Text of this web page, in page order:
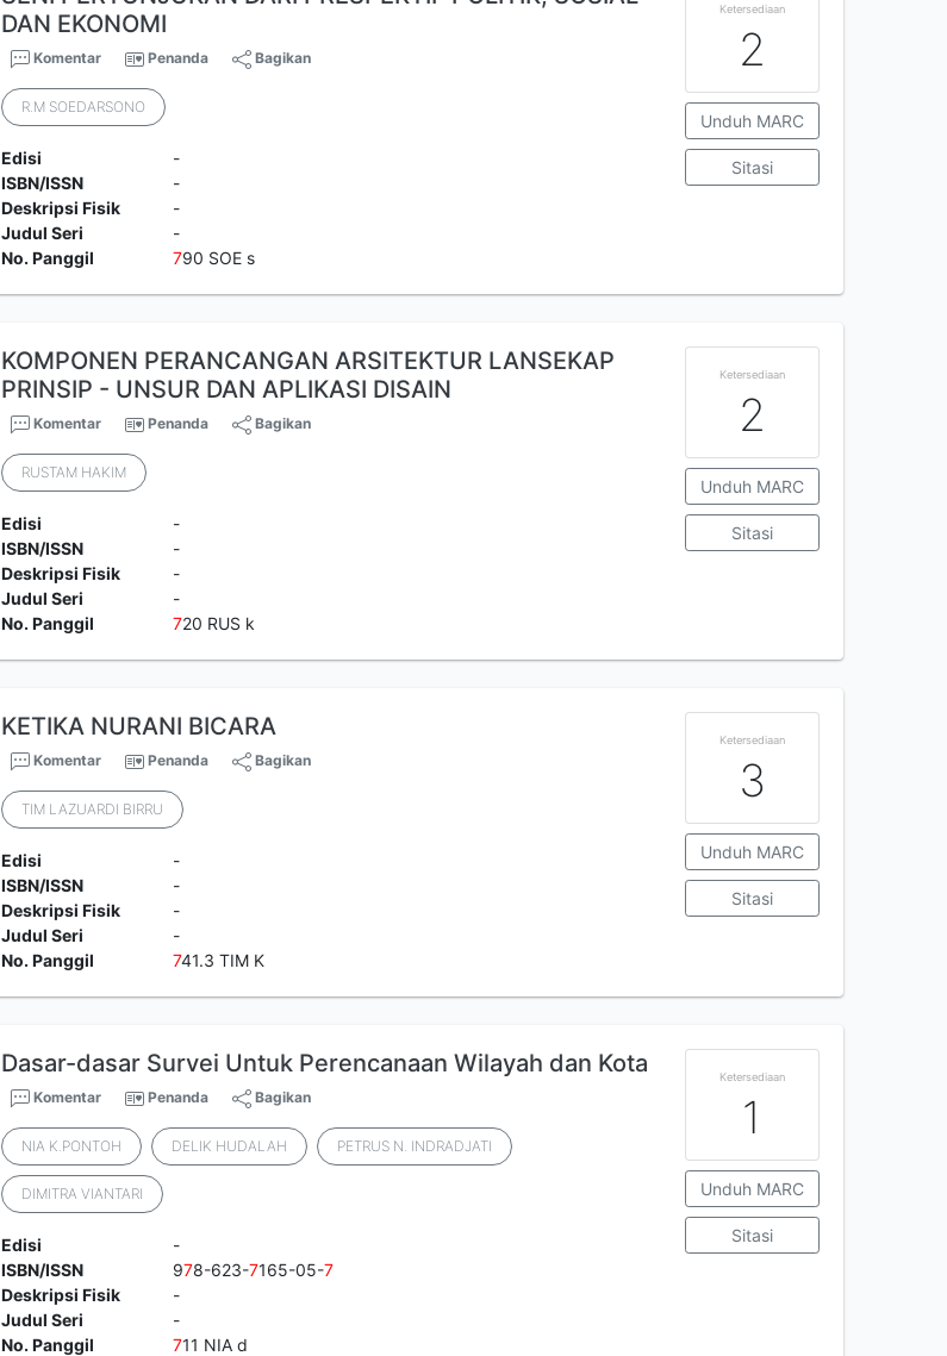
DAN EKONOMI
Komentar Penanda Bagikan
R.M SOEDARSONO
Edisi
-
ISBN/ISSN
-
Deskripsi Fisik
-
Judul Seri
-
No. Panggil
790 SOE s
Ketersediaan
2
Unduh MARC
Sitasi
KOMPONEN PERANCANGAN ARSITEKTUR LANSEKAP
PRINSIP - UNSUR DAN APLIKASI DISAIN
Komentar Penanda Bagikan
RUSTAM HAKIM
Edisi
-
ISBN/ISSN
-
Deskripsi Fisik
-
Judul Seri
-
No. Panggil
720 RUS k
Ketersediaan
2
Unduh MARC
Sitasi
KETIKA NURANI BICARA
Komentar Penanda Bagikan
TIM LAZUARDI BIRRU
Edisi
-
ISBN/ISSN
-
Deskripsi Fisik
-
Judul Seri
-
No. Panggil
741.3 TIM K
Ketersediaan
3
Unduh MARC
Sitasi
Dasar-dasar Survei Untuk Perencanaan Wilayah dan Kota
Komentar Penanda Bagikan
NIA K.PONTOH DELIK HUDALAH PETRUS N. INDRADJATI
DIMITRA VIANTARI
Edisi
-
ISBN/ISSN
978-623-7165-05-7
Deskripsi Fisik
-
Judul Seri
-
No. Panggil
711 NIA d
Ketersediaan
1
Unduh MARC
Sitasi